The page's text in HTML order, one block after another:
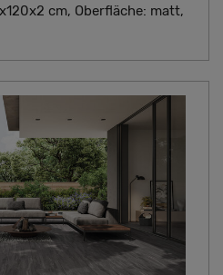
cm, Oberfläche: matt,